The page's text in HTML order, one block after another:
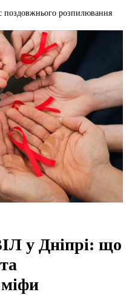
поздовжнього розпилювання
у Дніпрі: що